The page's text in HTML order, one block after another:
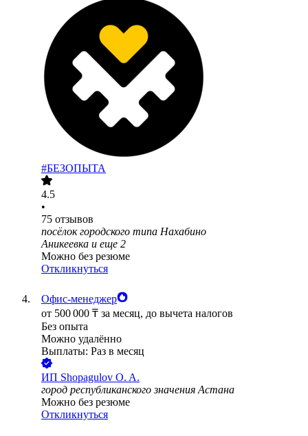
#БЕЗОПЫТА
4.5
•
75 отзывов
посёлок городского типа Нахабино
Аникеевка и еще 2
Можно без резюме
Откликнуться
Офис-менеджер
от 500 000 ₸ за месяц, до вычета налогов
Без опыта
Можно удалённо
Выплаты: Раз в месяц
ИП Shopagulov O. A.
город республиканского значения Астана
Можно без резюме
Откликнуться